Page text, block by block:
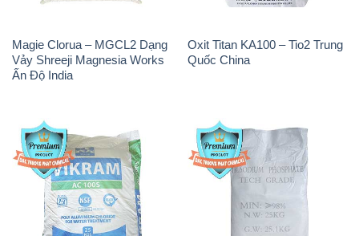
Magie Clorua – MGCL2 Dạng
Vảy Shreeji Magnesia Works
Ấn Độ India
Oxit Titan KA100 – Tio2 Trung
Quốc China